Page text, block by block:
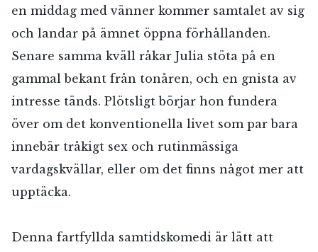
en middag med vänner kommer samtalet av sig
och landar på ämnet öppna förhållanden.
Senare samma kväll råkar Julia stöta på en
gammal bekant från tonåren, och en gnista av
intresse tänds. Plötsligt börjar hon fundera
över om det konventionella livet som par bara
innebär tråkigt sex och rutinmässiga
vardagskvällar, eller om det finns något mer att
upptäcka.
Denna fartfyllda samtidskomedi är lätt att